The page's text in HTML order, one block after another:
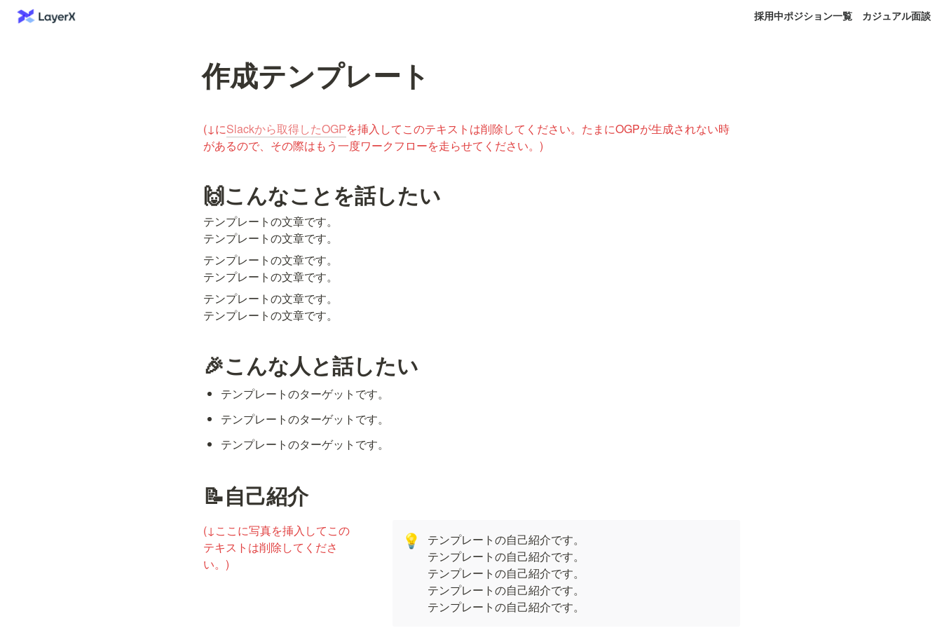
採用中ポジション一覧 カジュアル面談
作成テンプレート
(↓にSlackから取得したOGPを挿入してこのテキストは削除してください。たまにOGPが生成されない時
があるので、その際はもう一度ワークフローを走らせてください。)
🙌こんなことを話したい
テンプレートの文章です。
テンプレートの文章です。
テンプレートの文章です。
テンプレートの文章です。
テンプレートの文章です。
テンプレートの文章です。
🎉こんな人と話したい
テンプレートのターゲットです。
テンプレートのターゲットです。
テンプレートのターゲットです。
📝自己紹介
(↓ここに写真を挿入してこの
テキストは削除してくださ
い。)
💡
テンプレートの自己紹介です。
テンプレートの自己紹介です。
テンプレートの自己紹介です。
テンプレートの自己紹介です。
テンプレートの自己紹介です。